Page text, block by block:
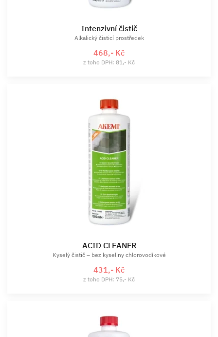
Intenzivní čistič
Alkalický čisticí prostředek
468,- Kč
z toho DPH: 81,- Kč
ACID CLEANER
Kyselý čistič – bez kyseliny chlorovodíkové
431,- Kč
z toho DPH: 75,- Kč